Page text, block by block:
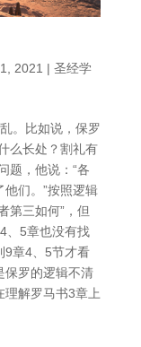
2021 | 圣经学
。比如说，保罗
么长处？割礼有
题，他说：“各
们。”按照逻辑
第三如何”，但
、5章也没有找
9章4、5节才看
保罗的逻辑不清
解罗马书3章上